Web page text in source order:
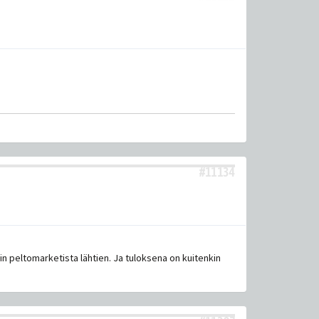
#11134
peltomarketista lähtien. Ja tuloksena on kuitenkin